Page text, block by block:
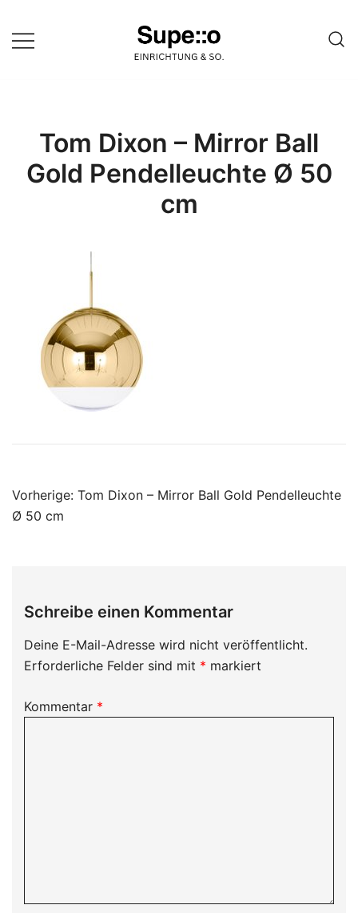
zum
Inhalt
einer Website
Tom Dixon – Mirror Ball
Gold Pendelleuchte Ø 50
cm
Beitragsnavigation
Vorherige: Tom Dixon – Mirror Ball Gold Pendelleuchte
Ø 50 cm
Schreibe einen Kommentar
Deine E-Mail-Adresse wird nicht veröffentlicht.
Erforderliche Felder sind mit * markiert
Kommentar *